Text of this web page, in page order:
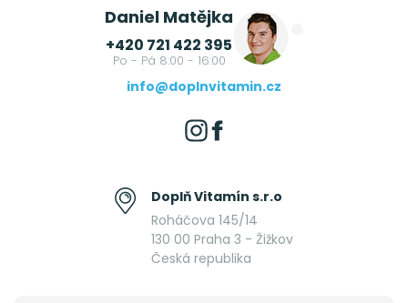
Daniel Matějka
+420 721 422 395
Po - Pá 8:00 - 16:00
info@doplnvitamin.cz
Doplň Vitamín s.r.o
Roháčova 145/14
130 00 Praha 3 - Žižkov
Česká republika